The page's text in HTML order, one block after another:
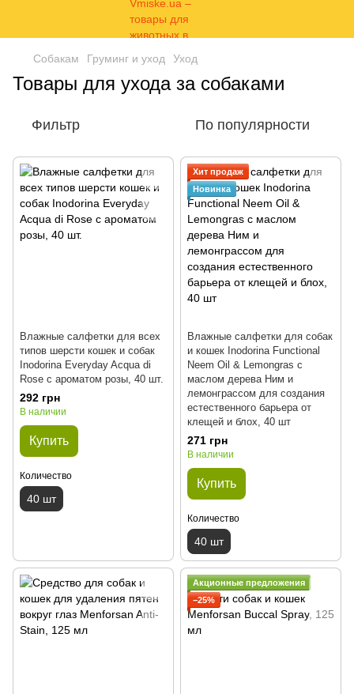
Собакам Груминг и уход Уход
Товары для ухода за собаками
Фильтр По популярности
Влажные салфетки для всех
типов шерсти кошек и собак
Inodorina Everyday Acqua di
Rose с ароматом розы, 40 шт.
292 грн
В наличии
Купить
Количество
40 шт
Хит продаж
Новинка
Влажные салфетки для собак
и кошек Inodorina Functional
Neem Oil & Lemongras с
маслом дерева Ним и
лемонграссом для создания
естественного барьера от
клещей и блох, 40 шт
271 грн
В наличии
Купить
Количество
40 шт
Акционные предложения
−25%